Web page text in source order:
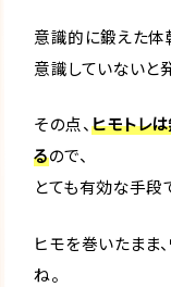
意識的に鍛えた体
意識していないと
その点、ヒモトレ
るので、
とても有効な手段
ヒモを巻いたまま
ね。